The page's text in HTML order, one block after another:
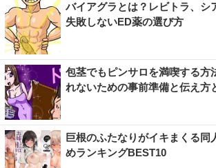
バイアグラとは？レビトラ、シ
失敗しないED薬の選び方
包茎でもピンサロを満喫する方
れないための事前準備と伝え方
巨根のふたなりがイキまくる同
めランキングBEST10